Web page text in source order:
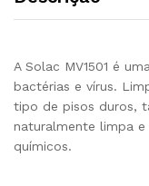
A Solac MV1501 é
bactérias e vírus.
tipo de pisos duros,
naturalmente limpa
químicos.